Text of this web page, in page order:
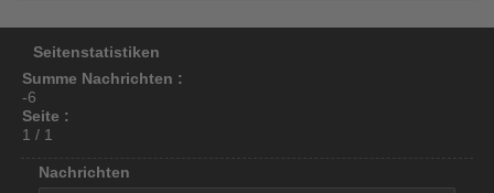
Seitenstatistiken
Summe Nachrichten :
-6
Seite :
1 / 1
Nachrichten